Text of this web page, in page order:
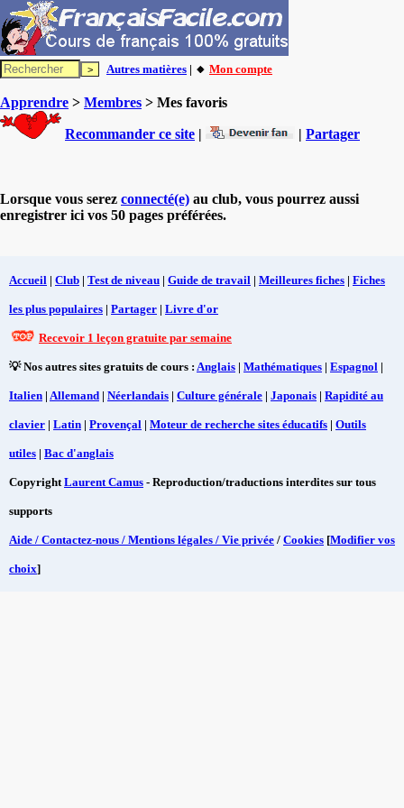
Autres matières | 🔸 Mon compte
Apprendre > Membres > Mes favoris
Recommander ce site | | Partager
Lorsque vous serez connecté(e) au club, vous pourrez aussi
enregistrer ici vos 50 pages préférées.
Accueil | Club | Test de niveau | Guide de travail | Meilleures fiches | Fiches
les plus populaires | Partager | Livre d'or
Recevoir 1 leçon gratuite par semaine
💡 Nos autres sites gratuits de cours : Anglais | Mathématiques | Espagnol |
Italien | Allemand | Néerlandais | Culture générale | Japonais | Rapidité au
clavier | Latin | Provençal | Moteur de recherche sites éducatifs | Outils
utiles | Bac d'anglais
CopyrightLaurent Camus - Reproduction/traductions interdites sur tous
supports
Aide / Contactez-nous / Mentions légales / Vie privée / Cookies [Modifier vos
choix]